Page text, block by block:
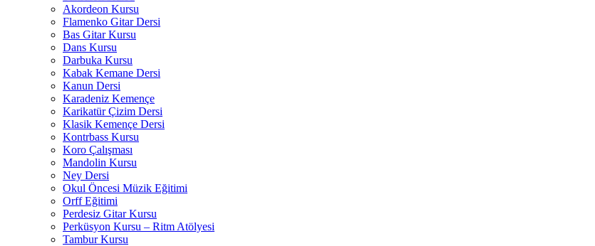
Akordeon Kursu
Flamenko Gitar Dersi
Bas Gitar Kursu
Dans Kursu
Darbuka Kursu
Kabak Kemane Dersi
Kanun Dersi
Karadeniz Kemençe
Karikatür Çizim Dersi
Klasik Kemençe Dersi
Kontrbass Kursu
Koro Çalışması
Mandolin Kursu
Ney Dersi
Okul Öncesi Müzik Eğitimi
Orff Eğitimi
Perdesiz Gitar Kursu
Perküsyon Kursu – Ritm Atölyesi
Tambur Kursu